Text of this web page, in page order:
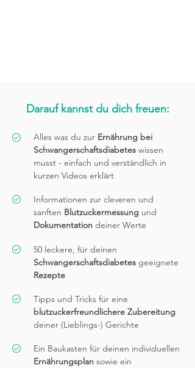
Darauf kannst du dich freuen:
Alles was du zur Ernährung bei
Schwangerschaftsdiabetes wissen
musst - einfach und verständlich in
kurzen Videos erklärt
Informationen zur cleveren und
sanften Blutzuckermessung und
Dokumentation deiner Werte
50 leckere, für deinen
Schwangerschaftsdiabetes geeignete
Rezepte
Tipps und Tricks für eine
blutzuckerfreundlichere Zubereitung
deiner (Lieblings-) Gerichte
Ein Baukasten für deinen individuellen
Ernährungsplan sowie ein